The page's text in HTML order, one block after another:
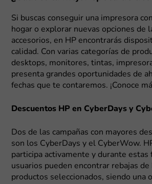
Si buscas conseguir una impresora
hogar o explorar nuevas opciones de
accesorios, en HP encontrarás
calidad. Con varias categorías de
desktops, monitores, tintas,
presenta grandes oportunidades de
fechas que te contaremos. ¡Conoce
Descuentos HP en CyberDays y
Dos de las campañas con mayores
son los CyberDays y el CyberWow.
participa activamente y durante estas
usuarios pueden encontrar rebajas
productos seleccionados, siendo una